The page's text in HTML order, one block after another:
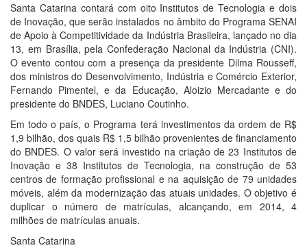
Santa Catarina contará com oito Institutos de Tecnologia e dois
de Inovação, que serão instalados no âmbito do Programa SENAI
de Apoio à Competitividade da Indústria Brasileira, lançado no dia
13, em Brasília, pela Confederação Nacional da Indústria (CNI).
O evento contou com a presença da presidente Dilma Rousseff,
dos ministros do Desenvolvimento, Indústria e Comércio Exterior,
Fernando Pimentel, e da Educação, Aloizio Mercadante e do
presidente do BNDES, Luciano Coutinho.
Em todo o país, o Programa terá investimentos da ordem de R$
1,9 bilhão, dos quais R$ 1,5 bilhão provenientes de financiamento
do BNDES. O valor será investido na criação de 23 Institutos de
Inovação e 38 Institutos de Tecnologia, na construção de 53
centros de formação profissional e na aquisição de 79 unidades
móveis, além da modernização das atuais unidades. O objetivo é
duplicar o número de matrículas, alcançando, em 2014, 4
milhões de matrículas anuais.
Santa Catarina